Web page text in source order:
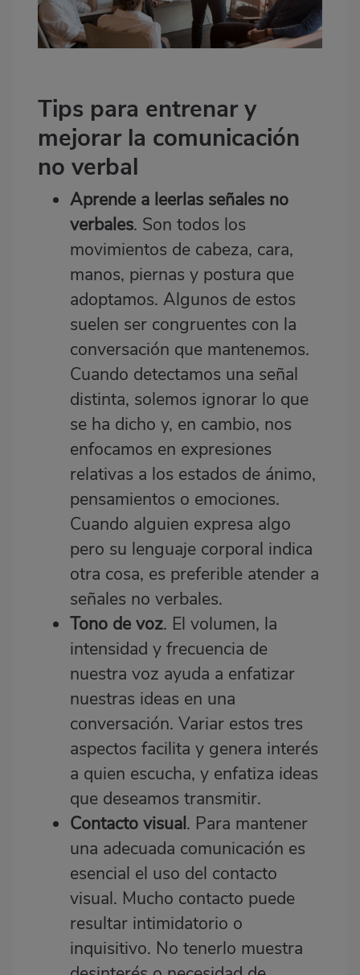
Tips para entrenar y
mejorar la comunicación
no verbal
Aprende a leerlas señales no
verbales. Son todos los
movimientos de cabeza, cara,
manos, piernas y postura que
adoptamos. Algunos de estos
suelen ser congruentes con la
conversación que mantenemos.
Cuando detectamos una señal
distinta, solemos ignorar lo que
se ha dicho y, en cambio, nos
enfocamos en expresiones
relativas a los estados de ánimo,
pensamientos o emociones.
Cuando alguien expresa algo
pero su lenguaje corporal indica
otra cosa, es preferible atender a
señales no verbales.
Tono de voz. El volumen, la
intensidad y frecuencia de
nuestra voz ayuda a enfatizar
nuestras ideas en una
conversación. Variar estos tres
aspectos facilita y genera interés
a quien escucha, y enfatiza ideas
que deseamos transmitir.
Contacto visual. Para mantener
una adecuada comunicación es
esencial el uso del contacto
visual. Mucho contacto puede
resultar intimidatorio o
inquisitivo. No tenerlo muestra